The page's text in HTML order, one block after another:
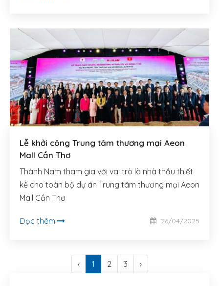
Lễ khởi công Trung tâm thương mại Aeon
Mall Cần Thơ
Thành Nam tham gia với vai trò là nhà thầu thiết
kế cho toàn bộ dự án Trung tâm thương mại Aeon
Mall Cần Thơ
Đọc thêm 26/04/2025
‹ 1 2 3 ›